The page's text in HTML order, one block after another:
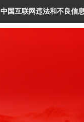
中国互联网违法和不良信